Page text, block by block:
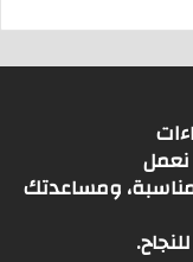
ومساعدتك